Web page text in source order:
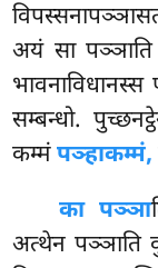
अयं सा
सम्बन्धो.
कम्मंपञ्हाकम्मं,
का पञ्ञा
अत्थेन पञ्ञाति